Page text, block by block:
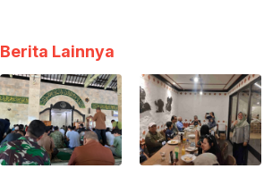
Berita Lainnya